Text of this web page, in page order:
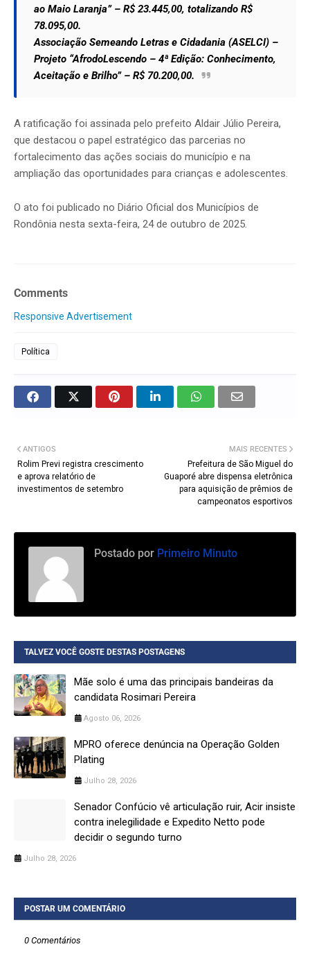
ao Maio Laranja” – R$ 23.445,00, totalizando R$
78.095,00.
Associação Semeando Letras e Cidadania (ASELCI) –
Projeto “AfrodoLescendo – 4ª Edição: Conhecimento,
Aceitação e Brilho” – R$ 70.200,00.
A ratificação foi assinada pelo prefeito Aldair Júlio Pereira,
que destacou o papel estratégico das parcerias no
fortalecimento das ações sociais do município e na
ampliação das oportunidades para crianças e adolescentes.
O ato foi publicado no Diário Oficial dos Municípios de
Rondônia nesta sexta-feira, 24 de outubro de 2025.
Comments
Responsive Advertisement
Política
MAIS RECENTES
Prefeitura de São Miguel do
Guaporé abre dispensa eletrônica
para aquisição de prêmios de
campeonatos esportivos
ANTIGOS
Rolim Previ registra crescimento
e aprova relatório de
investimentos de setembro
Postado por Primeiro Minuto
TALVEZ VOCÊ GOSTE DESTAS POSTAGENS
Mãe solo é uma das principais bandeiras da
candidata Rosimari Pereira
Agosto 06, 2026
MPRO oferece denúncia na Operação Golden
Plating
Julho 28, 2026
Senador Confúcio vê articulação ruir, Acir insiste
contra inelegilidade e Expedito Netto pode
decidir o segundo turno
Julho 28, 2026
POSTAR UM COMENTÁRIO
0 Comentários